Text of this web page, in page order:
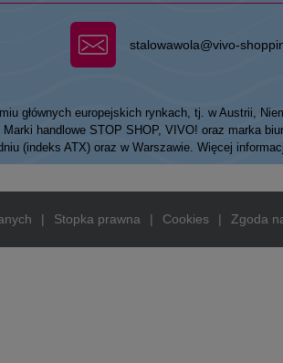
stalowawola@vivo-
głównych europejskich rynkach, tj. w Austrii,
handlowe STOP SHOP, VIVO! oraz marka
(indeks ATX) oraz w Warszawie. Więcej
| Stopka prawna | Cookies | Zgoda